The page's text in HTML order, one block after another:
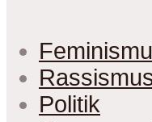
Politik